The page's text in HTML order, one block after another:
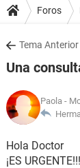
Foros
Tema Anterior
Una
Paola -
Hola Doctor
¡ES